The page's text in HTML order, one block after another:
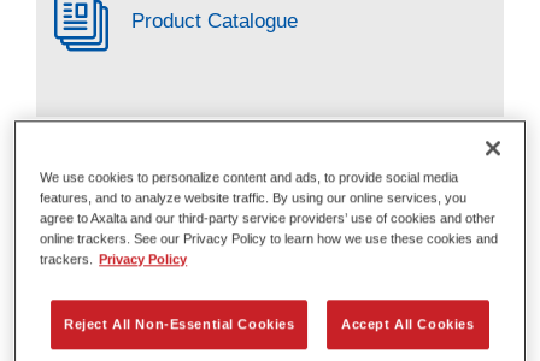
Product Catalogue
We use cookies to personalize content and ads, to provide social media
features, and to analyze website traffic. By using our online services, you
agree to Axalta and our third-party service providers’ use of cookies and other
online trackers. See our Privacy Policy to learn how we use these cookies and
trackers.
Privacy Policy
Reject All Non-Essential Cookies Accept All Cookies